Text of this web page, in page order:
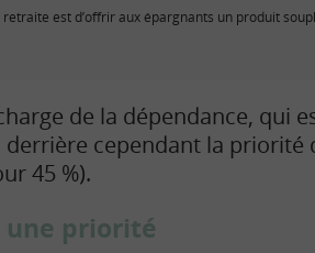
retraite est d’offrir aux épargnants un produit
de la dépendance, qui
cependant la priorité
45 %).
une priorité